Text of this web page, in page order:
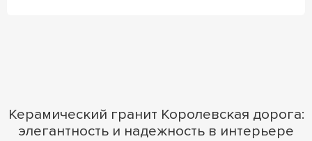
Керамический гранит Королевская дорога:
элегантность и надежность в интерьере